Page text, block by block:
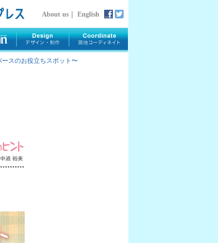
About us｜ English
ースのお役立ちスポット〜